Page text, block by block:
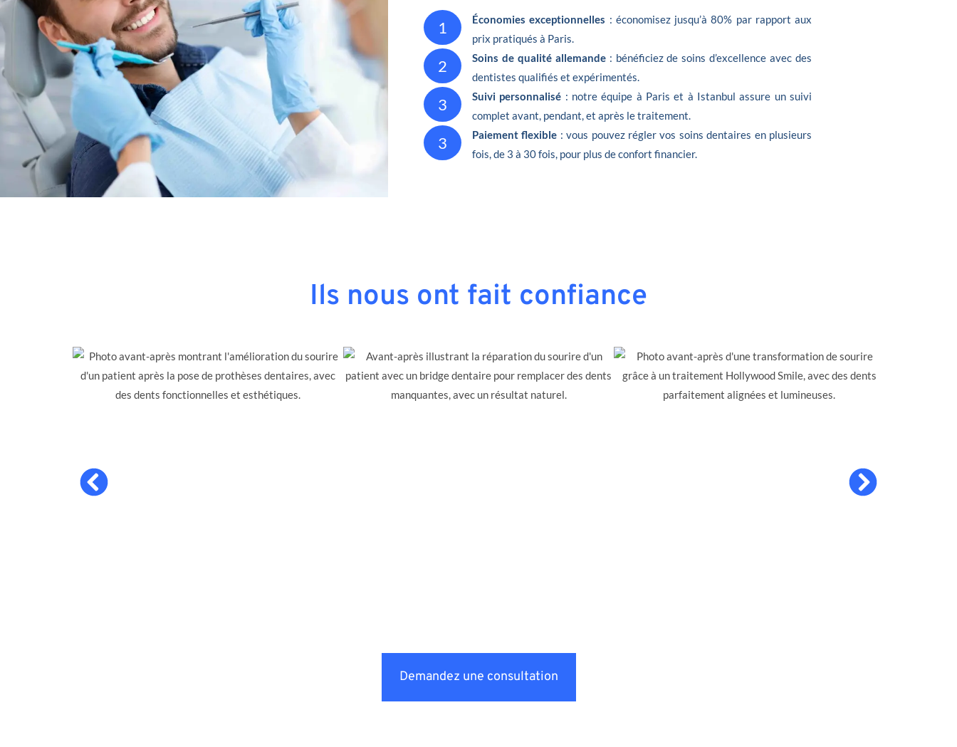
1 Économies exceptionnelles : économisez jusqu’à 80% par rapport aux
prix pratiqués à Paris.
2 Soins de qualité allemande: bénéficiez de soins d’excellence avec des
dentistes qualifiés et expérimentés.
3 Suivi personnalisé : notre équipe à Paris et à Istanbul assure un suivi
complet avant, pendant, et après le traitement.
3 Paiement flexible : vous pouvez régler vos soins dentaires en plusieurs
fois, de 3 à 30 fois, pour plus de confort financier.
Ils nous ont fait confiance
Demandez une consultation